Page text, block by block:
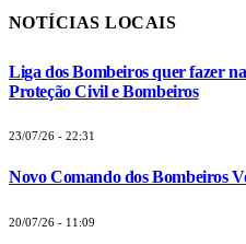
NOTÍCIAS LOCAIS
Liga dos Bombeiros quer fazer
Proteção Civil e Bombeiros
23/07/26 - 22:31
Novo Comando dos Bombeiros
20/07/26 - 11:09